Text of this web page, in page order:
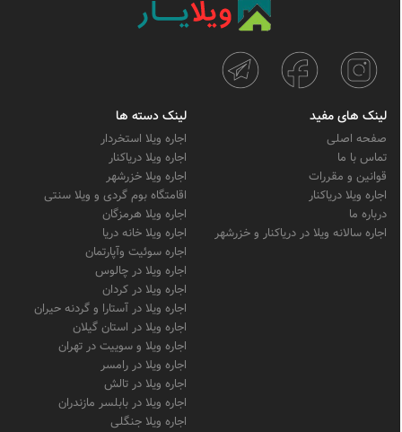
لینک های مفید
صفحه اصلی
تماس با ما
قوانین و مقررات
اجاره ویلا دریاکنار
درباره ما
اجاره سالانه ویلا در دریاکنار و خزرشهر
لینک دسته ها
اجاره ویلا استخردار
اجاره ویلا دریاکنار
اجاره ویلا خزرشهر
اقامتگاه بوم گردی و ویلا سنتی
اجاره ویلا هرمزگان
اجاره ویلا خانه دریا
اجاره سوئیت وآپارتمان
اجاره ویلا در چالوس
اجاره ویلا در کردان
اجاره ویلا در آستارا و گردنه حیران
اجاره ویلا در استان گیلان
اجاره ویلا و سوییت در تهران
اجاره ویلا در رامسر
اجاره ویلا در تالش
اجاره ویلا در بابلسر مازندران
اجاره ویلا جنگلی